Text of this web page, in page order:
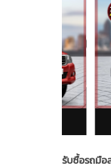
รับซื้อรถมือ